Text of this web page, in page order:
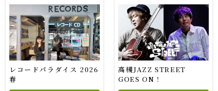
レコードパラダイス 2026
春
高槻JAZZ STREET
GOES ON !